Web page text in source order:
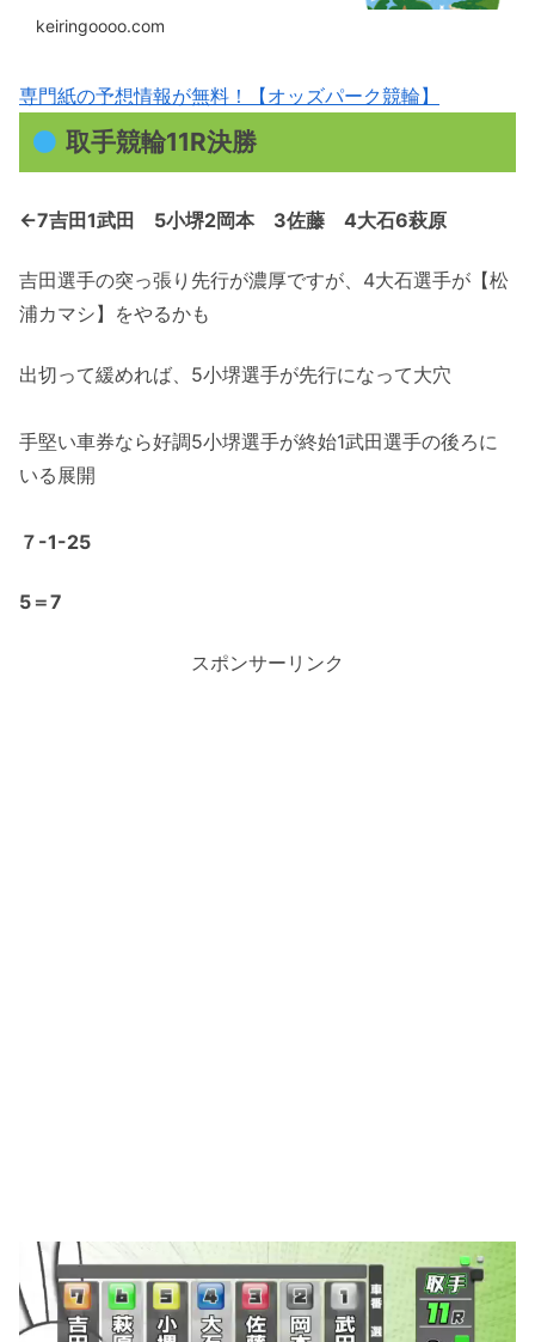
keiringoooo.com
専門紙の予想情報が無料！【オッズパーク競輪】
取手競輪11R決勝
←7吉田1武田 5小堺2岡本 3佐藤 4大石6萩原
吉田選手の突っ張り先行が濃厚ですが、4大石選手が【松
浦カマシ】をやるかも
出切って緩めれば、5小堺選手が先行になって大穴
手堅い車券なら好調5小堺選手が終始1武田選手の後ろに
いる展開
７-1-25
5＝7
スポンサーリンク